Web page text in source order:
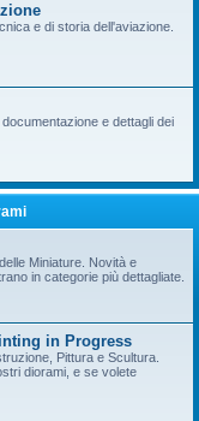
e di storia dell'aviazione.
e dettagli dei
Miniature. Novità e
in categorie più dettagliate.
in Progress
Pittura e Scultura.
diorami, e se volete